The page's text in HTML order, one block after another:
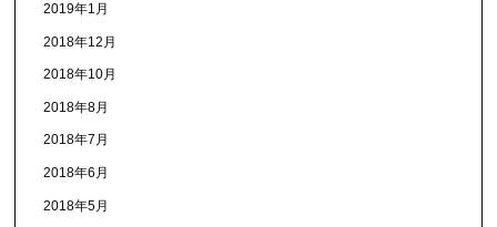
2019年1月
2018年12月
2018年10月
2018年8月
2018年7月
2018年6月
2018年5月